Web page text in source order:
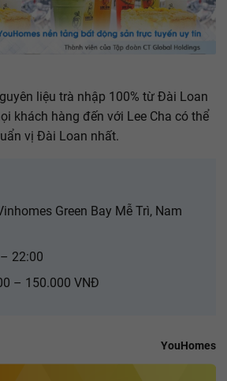
liệu trà nhập 100% từ Đài Loan
khách hàng đến với Lee Cha có thể
vị Đài Loan nhất.
Green Bay Mễ Trì, Nam
22:00
– 150.000 VNĐ
YouHomes